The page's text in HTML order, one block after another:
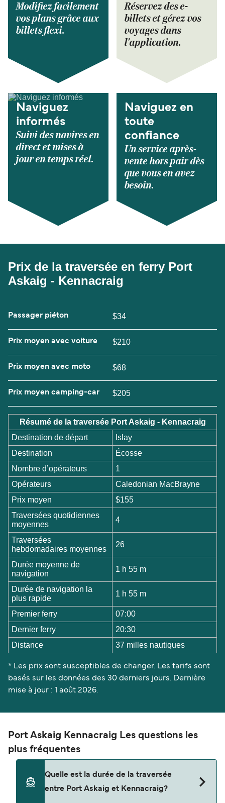
Modifiez facilement
vos plans grâce aux
billets flexi.
Réservez des e-
billets et gérez vos
voyages dans
l'application.
Naviguez
informés
Suivi des navires en
direct et mises à
jour en temps réel.
Naviguez en
toute
confiance
Un service après-
vente hors pair dès
que vous en avez
besoin.
Prix de la traversée en ferry Port
Askaig - Kennacraig
Passager piéton $34
Prix moyen avec voiture $210
Prix moyen avec moto $68
Prix moyen camping-car $205
Résumé de la traversée Port Askaig - Kennacraig
Destination de départ
Islay
Destination
Écosse
Nombre d’opérateurs
1
Opérateurs
Caledonian MacBrayne
Prix moyen
$155
Traversées quotidiennes
moyennes
4
Traversées
hebdomadaires moyennes
26
Durée moyenne de
navigation
1 h 55 m
Durée de navigation la
plus rapide
1 h 55 m
Premier ferry
07:00
Dernier ferry
20:30
Distance
37 milles nautiques
* Les prix sont susceptibles de changer. Les tarifs sont
basés sur les données des 30 derniers jours. Dernière
mise à jour : 1 août 2026.
Port Askaig Kennacraig Les questions les
plus fréquentes
Quelle est la durée de la traversée
entre Port Askaig et Kennacraig?